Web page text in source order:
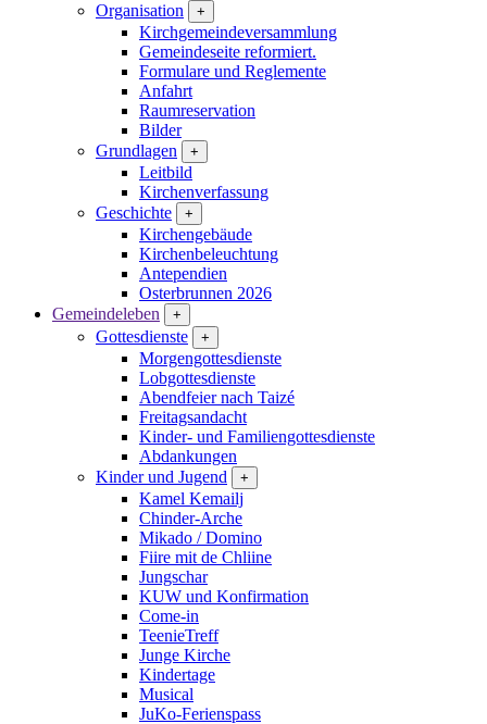
Organisation
+
Kirchgemeindeversammlung
Gemeindeseite reformiert.
Formulare und Reglemente
Anfahrt
Raumreservation
Bilder
Grundlagen
+
Leitbild
Kirchenverfassung
Geschichte
+
Kirchengebäude
Kirchenbeleuchtung
Antependien
Osterbrunnen 2026
Gemeindeleben
+
Gottesdienste +
Morgengottesdienste
Lobgottesdienste
Abendfeier nach Taizé
Freitagsandacht
Kinder- und Familien­gottesdienste
Abdankungen
Kinder und Jugend
+
Kamel Kemailj
Chinder-Arche
Mikado / Domino
Fiire mit de Chliine
Jungschar
KUW und Konfirmation
Come-in
TeenieTreff
Junge Kirche
Kindertage
Musical
JuKo-Ferienspass